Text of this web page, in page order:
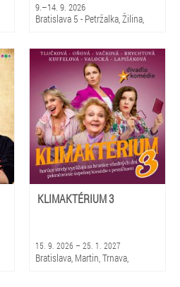
9.–14. 9. 2026
Bratislava 5 - Petržalka, Žilina,
KLIMAKTÉRIUM 3
15. 9. 2026 – 25. 1. 2027
Bratislava, Martin, Trnava,